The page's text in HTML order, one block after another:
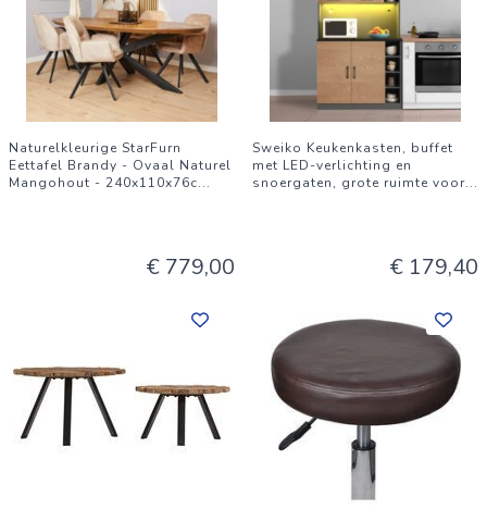
Naturelkleurige StarFurn
Eettafel Brandy - Ovaal Naturel
Mangohout - 240x110x76c...
€ 779,00
Sweiko Keukenkasten, buffet
met LED-verlichting en
snoergaten, grote ruimte voor...
€ 179,40